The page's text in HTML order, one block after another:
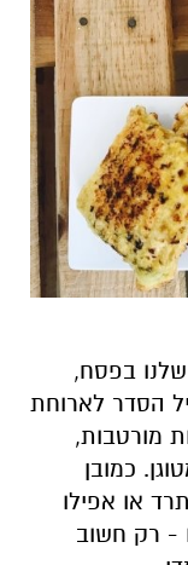
בפסח,
הסדר לארוחת
מורטבות,
כמובן
או אפילו
- רק חשוב